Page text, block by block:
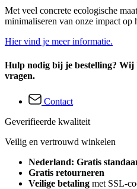
Met veel concrete ecologische
minimaliseren van onze impact op
Hier vind je meer informatie.
Hulp nodig bij je bestelling?
vragen.
Contact
Geverifieerde kwaliteit
Veilig en vertrouwd winkelen
Nederland: Gratis
Gratis retourneren
Veilige betaling met SSL-